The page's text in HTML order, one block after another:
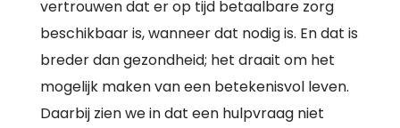
vertrouwen dat er op tijd betaalbare zorg
beschikbaar is, wanneer dat nodig is. En dat is
breder dan gezondheid; het draait om het
mogelijk maken van een betekenisvol leven.
Daarbij zien we in dat een hulpvraag niet